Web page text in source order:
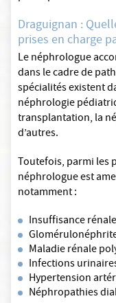
Draguignan :
prises en charge
Le néphrologue
dans le cadre de
spécialités existent
néphrologie
transplantation, la
d’autres.
Toutefois, parmi les
néphrologue est
notamment :
Insuffisance
Maladie rénale
Infections
Hypertension
Néphropathies